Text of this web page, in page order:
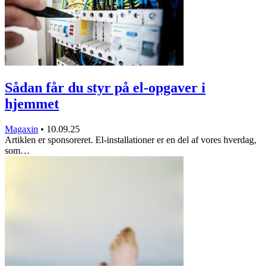
Sådan får du styr på el-opgaver i
hjemmet
Magaxin • 10.09.25
Artiklen er sponsoreret. El-installationer er en del af vores hverdag,
som…